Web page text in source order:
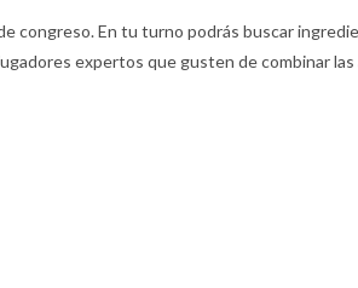
congreso. En tu turno podrás buscar
expertos que gusten de combinar